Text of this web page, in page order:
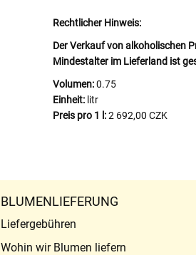
Rechtlicher Hinweis:
Der Verkauf von alkoholischen
Mindestalter im Lieferland ist
Volumen:0.75
Einheit: litr
Preis pro 1 l:2 692,00 CZK
BLUMENLIEFERUNG
Liefergebühren
Wohin wir Blumen liefern